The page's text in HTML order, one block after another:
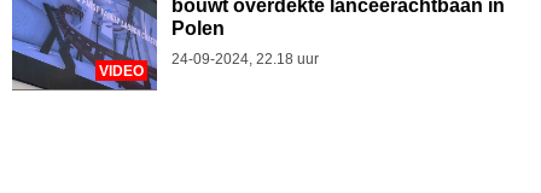
VIDEO
bouwt overdekte lanceerachtbaan in
Polen
24-09-2024, 22.18 uur